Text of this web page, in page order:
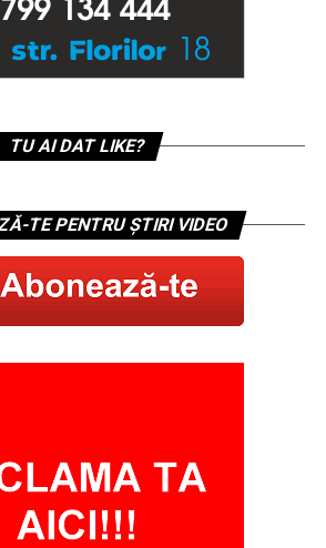
TU AI DAT LIKE?
TE PENTRU ȘTIRI VIDEO